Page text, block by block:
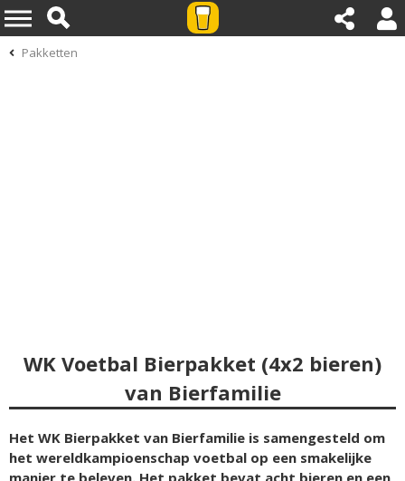
Pakketten
WK Voetbal Bierpakket (4x2 bieren)
van Bierfamilie
Het WK Bierpakket van Bierfamilie is samengesteld om
het wereldkampioenschap voetbal op een smakelijke
manier te beleven. Het pakket bevat acht bieren en een